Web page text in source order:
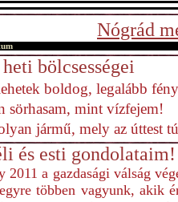
Nógrád
bölcsességei
boldog, legalább
sörhasam, mint vízfejem!
jármű, mely az úttest
és esti gondolataim!
2011 a gazdasági válság
többen vagyunk, akik